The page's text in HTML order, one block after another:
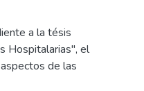
a la tésis
Hospitalarias", el
de las